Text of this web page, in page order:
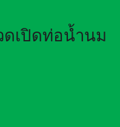
เปิดท่อน้ำนม